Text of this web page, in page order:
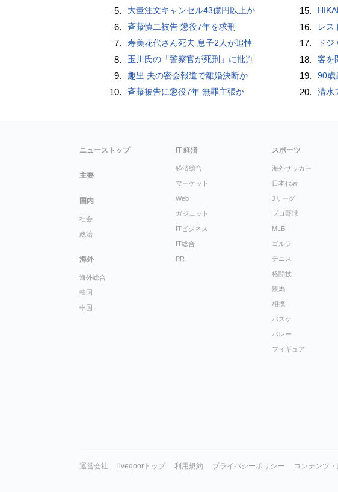
5. 大量注文キャンセル43億円以上か
6. 斉藤慎二被告 懲役7年を求刑
7. 寿美花代さん死去 息子2人が追悼
8. 玉川氏の「警察官が死刑」に批判
9. 趣里 夫の密会報道で離婚決断か
10. 斉藤被告に懲役7年 無罪主張か
15.
16. レス
17. ド
18. 客を
19. 90歳
20. 清水
ニューストップ
主要
国内
社会
政治
海外
海外総合
韓国
中国
IT 経済
経済総合
マーケット
Web
ガジェット
ITビジネス
IT総合
PR
スポーツ
海外サッカー
日本代表
Jリーグ
プロ野球
MLB
ゴルフ
テニス
格闘技
競馬
相撲
バスケ
バレー
フィギュア
運営会社 livedoorトップ 利用規約 プライバシーポリシー コンテンツ